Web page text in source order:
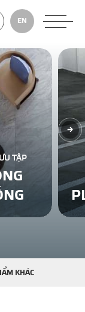
VỀ CHÚNG
GẠCH ỐP LÁT
BÊ TÔNG KHÍ
NGÓI LỢP
EN
TẬP
KHÁC